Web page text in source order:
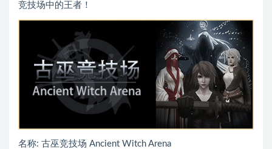
竞技场中的王者！
名称: 古巫竞技场 Ancient Witch Arena